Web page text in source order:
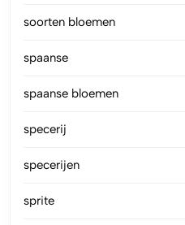
soorten bloemen
spaanse
spaanse bloemen
specerij
specerijen
sprite